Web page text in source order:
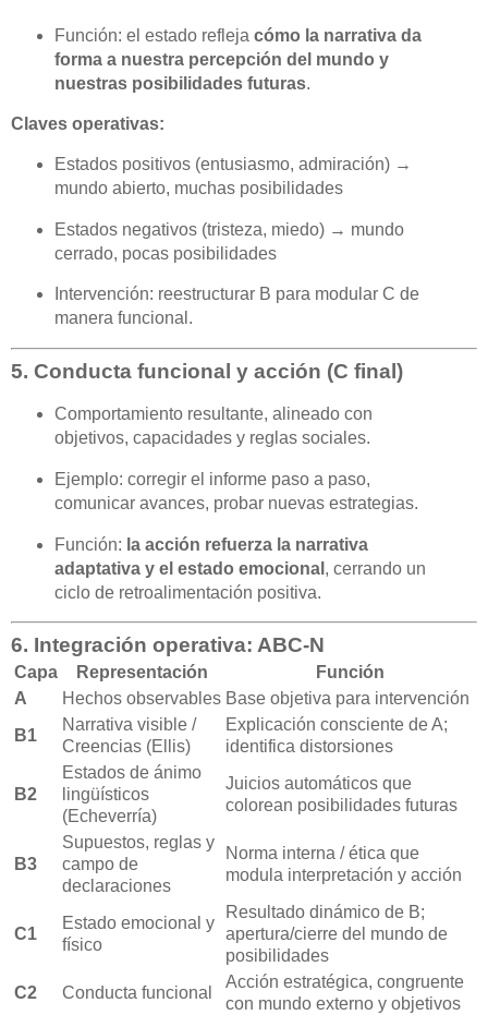
Función: el estado refleja cómo la narrativa da
forma a nuestra percepción del mundo y
nuestras posibilidades futuras.
Claves operativas:
Estados positivos (entusiasmo, admiración) →
mundo abierto, muchas posibilidades
Estados negativos (tristeza, miedo) → mundo
cerrado, pocas posibilidades
Intervención: reestructurar B para modular C de
manera funcional.
5. Conducta funcional y acción (C final)
Comportamiento resultante, alineado con
objetivos, capacidades y reglas sociales.
Ejemplo: corregir el informe paso a paso,
comunicar avances, probar nuevas estrategias.
Función: la acción refuerza la narrativa
adaptativa y el estado emocional , cerrando un
ciclo de retroalimentación positiva.
6. Integración operativa: ABC-N
Capa Representación
Función
A
Hechos observables Base objetiva para intervención
B1
Narrativa visible /
Creencias (Ellis)
Explicación consciente de A;
identifica distorsiones
B2
Estados de ánimo
lingüísticos
(Echeverría)
Juicios automáticos que
colorean posibilidades futuras
B3
Supuestos, reglas y
campo de
declaraciones
Norma interna / ética que
modula interpretación y acción
C1
Estado emocional y
físico
Resultado dinámico de B;
apertura/cierre del mundo de
posibilidades
C2
Conducta funcional
Acción estratégica, congruente
con mundo externo y objetivos